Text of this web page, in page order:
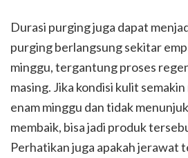
Durasi purging juga dapat
purging berlangsung sekitar
minggu, tergantung proses
masing. Jika kondisi kulit
enam minggu dan tidak
membaik, bisa jadi produk
Perhatikan juga apakah jerawat